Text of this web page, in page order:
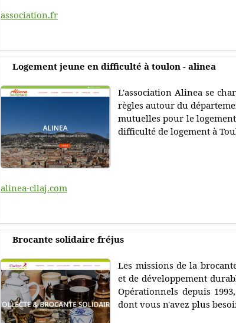
association.fr
Logement jeune en difficulté à toulon - alinea
L'association Alinea se
règles autour du
mutuelles pour le
difficulté de logement à
alinea-cllaj.com
Brocante solidaire fréjus
Les missions de la
et de développement
Opérationnels depuis
dont vous n'avez plus